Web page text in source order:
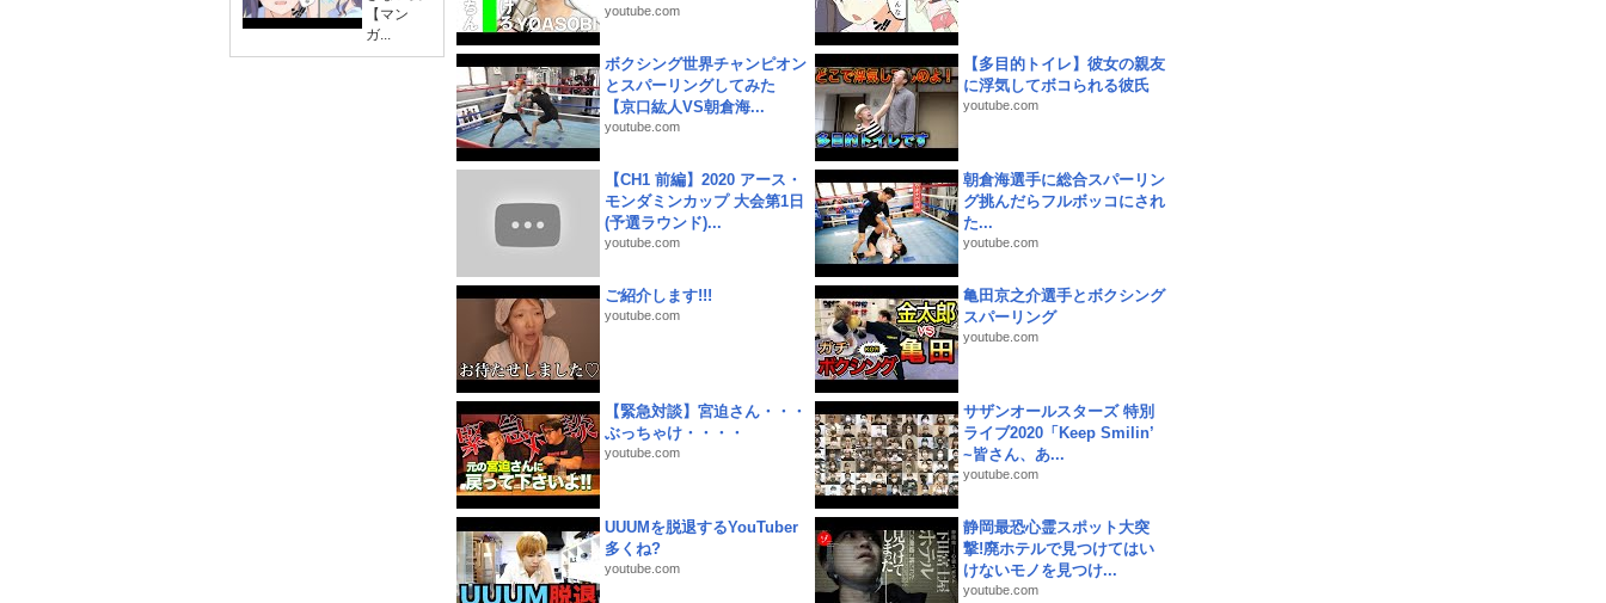
【マン
ガ...
youtube.com
ボクシング世界チャンピオン
とスパーリングしてみた
【京口紘人VS朝倉海...
youtube.com
【多目的トイレ】彼女の親友
に浮気してボコられる彼氏
youtube.com
【CH1 前編】2020 アース・
モンダミンカップ 大会第1日
(予選ラウンド)...
youtube.com
朝倉海選手に総合スパーリン
グ挑んだらフルボッコにされ
た...
youtube.com
ご紹介します!!!
youtube.com
亀田京之介選手とボクシング
スパーリング
youtube.com
【緊急対談】宮迫さん・・・
ぶっちゃけ・・・・
youtube.com
サザンオールスターズ 特別
ライブ2020「Keep Smilin’
~皆さん、あ...
youtube.com
UUUMを脱退するYouTuber
多くね?
youtube.com
静岡最恐心霊スポット大突
撃!廃ホテルで見つけてはい
けないモノを見つけ...
youtube.com